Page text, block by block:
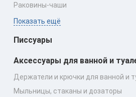
Раковины‑чаши
Показать ещё
Писсуары
Аксессуары для ванной и
Держатели и крючки для ванной и
Мыльницы, стаканы и дозаторы